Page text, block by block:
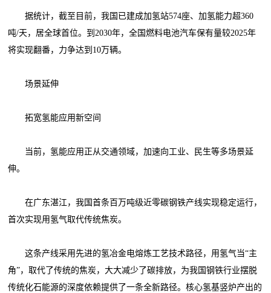
据统计，截至目前，我国已建成加氢站574座、加氢能力超360
吨/天，居全球首位。到2030年，全国燃料电池汽车保有量较2025年
将实现翻番，力争达到10万辆。
场景延伸
拓宽氢能应用新空间
当前，氢能应用正从交通领域，加速向工业、民生等多场景延
伸。
在广东湛江，我国首条百万吨级近零碳钢铁产线实现稳定运行，
首次实现用氢气取代传统焦炭。
这条产线采用先进的氢冶金电熔炼工艺技术路径，用氢气当“主
角”，取代了传统的焦炭，大大减少了碳排放，为我国钢铁行业摆脱
传统化石能源的深度依赖提供了一条全新路径。核心氢基竖炉产出的